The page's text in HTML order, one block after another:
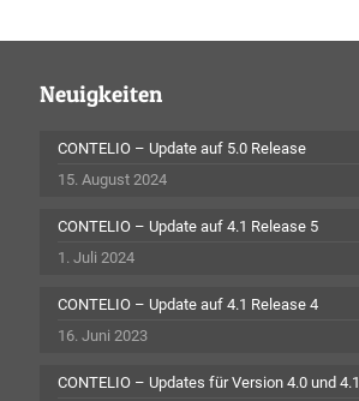
Neuigkeiten
CONTELIO – Update auf 5.0 Release
15. August 2024
CONTELIO – Update auf 4.1 Release 5
1. Juli 2024
CONTELIO – Update auf 4.1 Release 4
16. Juni 2023
CONTELIO – Updates für Version 4.0 und 4.1